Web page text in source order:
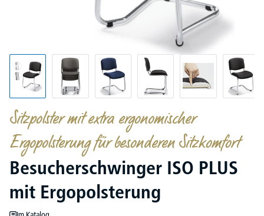
Sitzpolster mit extra ergonomischer
Ergopolsterung für besonderen Sitzkomfort
Besucherschwinger ISO PLUS
mit Ergopolsterung